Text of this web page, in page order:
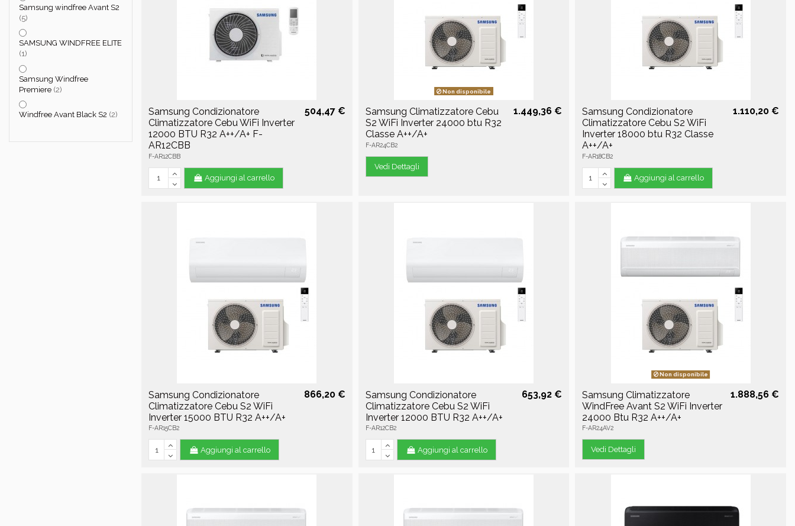
Samsung Condizionatore
Climatizzatore Cebu WiFi Inverter
12000 BTU R32 A++/A+ F-
AR12CBB
F-AR12CBB
504,47 €
Aggiungi al carrello
Non disponibile
Samsung Climatizzatore Cebu
S2 WiFi Inverter 24000 btu R32
Classe A++/A+
F-AR24CB2
1.449,36 €
Vedi Dettagli
Samsung Condizionatore
Climatizzatore Cebu S2 WiFi
Inverter 18000 btu R32 Classe
A++/A+
F-AR18CB2
1.110,20 €
Aggiungi al carrello
Samsung Condizionatore
Climatizzatore Cebu S2 WiFi
Inverter 15000 BTU R32 A++/A+
F-AR15CB2
866,20 €
Aggiungi al carrello
Samsung Condizionatore
Climatizzatore Cebu S2 WiFi
Inverter 12000 BTU R32 A++/A+
F-AR12CB2
653,92 €
Aggiungi al carrello
Non disponibile
Samsung Climatizzatore
WindFree Avant S2 WiFi Inverter
24000 Btu R32 A++/A+
F-AR24AV2
1.888,56 €
Vedi Dettagli
Samsung windfree Avant S2
(5)
SAMSUNG WINDFREE ELITE
(1)
Samsung Windfree
Premiere (2)
Windfree Avant Black S2 (2)